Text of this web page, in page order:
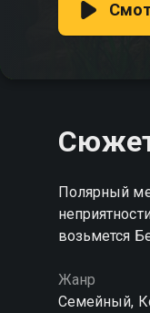
Полярный
возьмется
Жанр
Cемейный,